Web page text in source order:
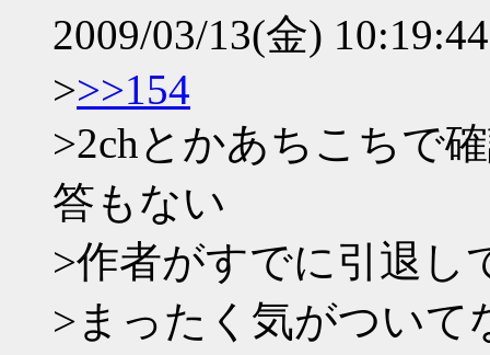
2009/03/13(金)
>>>154
>2chとかあちこちで
答もない
>作者がすでに引退し
>まったく気がついて